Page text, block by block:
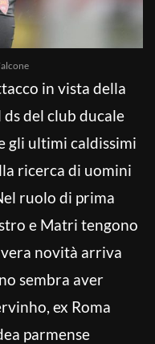
in vista della
del club ducale
gli ultimi caldissimi
ricerca di uomini
ruolo di prima
e Matri tengono
vera novità arriva
sembra aver
ex Roma
parmense